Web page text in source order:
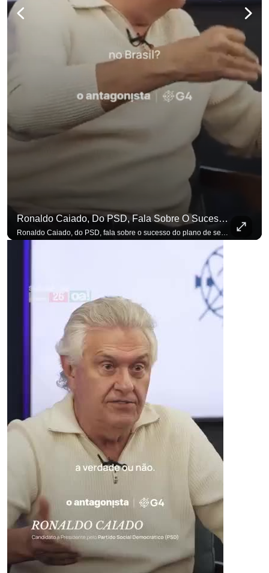
Ronaldo Caiado, Do PSD, Fala Sobre O Sucesso Do Plano De Segurança Pública
Ronaldo Caiado, do PSD, fala sobre o sucesso do plano de segurança pública como governador de Goiás, sendo um incentivo aos empreendedores locais. Se você busca informação com credibilidade, inscreva-se agora e ative o
para não perder